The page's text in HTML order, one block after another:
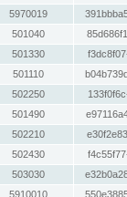
5970019
501040
501330
501110
502250
501490
502210
502430
503030
5910010